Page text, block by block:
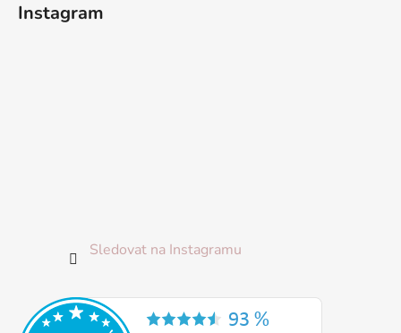
Instagram
Sledovat na Instagramu